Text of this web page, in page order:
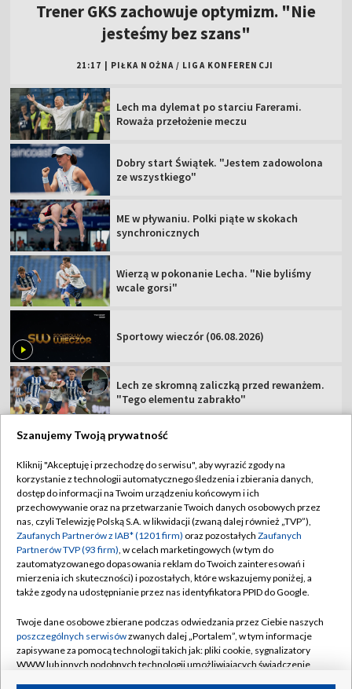
Trener GKS zachowuje optymizm. "Nie
jesteśmy bez szans"
21:17 PIŁKA NOŻNA / LIGA KONFERENCJI
Lech ma dylemat po starciu Farerami.
Roważa przełożenie meczu
Dobry start Świątek. "Jestem zadowolona
ze wszystkiego"
ME w pływaniu. Polki piąte w skokach
synchronicznych
Wierzą w pokonanie Lecha. "Nie byliśmy
wcale gorsi"
Sportowy wieczór (06.08.2026)
Lech ze skromną zaliczką przed rewanżem.
"Tego elementu zabrakło"
TVP
Abonament TVP
Sklep TVP
Biuro Reklamy
Oferta Handlowa
Emisja w TVP
Rada Programowa
Ogłoszenia przetargowe
Regulamin TVP
Polityka prywatności
Moje zgody
Biuro reklamy
Kanały
Szanujemy Twoją prywatność
Kliknij "Akceptuję i przechodzę do serwisu", aby wyrazić zgody na
korzystanie z technologii automatycznego śledzenia i zbierania danych,
dostęp do informacji na Twoim urządzeniu końcowym i ich
przechowywanie oraz na przetwarzanie Twoich danych osobowych przez
nas, czyli Telewizję Polską S.A. w likwidacji (zwaną dalej również „TVP”),
Zaufanych Partnerów z IAB* (1201 firm) oraz pozostałych Zaufanych
Partnerów TVP (93 firm), w celach marketingowych (w tym do
zautomatyzowanego dopasowania reklam do Twoich zainteresowań i
mierzenia ich skuteczności) i pozostałych, które wskazujemy poniżej, a
także zgody na udostępnianie przez nas identyfikatora PPID do Google.
Twoje dane osobowe zbierane podczas odwiedzania przez Ciebie naszych
poszczególnych serwisówzwanych dalej „Portalem”, w tym informacje
zapisywane za pomocą technologii takich jak: pliki cookie, sygnalizatory
WWW lub innych podobnych technologii umożliwiających świadczenie